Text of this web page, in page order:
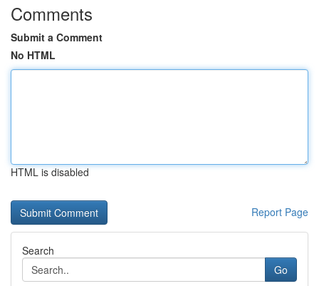
Comments
Submit a Comment
No HTML
HTML is disabled
Report Page
Search
Go